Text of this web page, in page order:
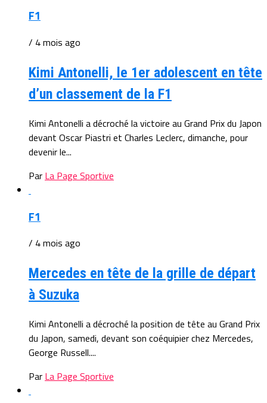
F1
/ 4 mois ago
Kimi Antonelli, le 1er adolescent en tête
d’un classement de la F1
Kimi Antonelli a décroché la victoire au Grand Prix du Japon
devant Oscar Piastri et Charles Leclerc, dimanche, pour
devenir le...
Par La Page Sportive
F1
/ 4 mois ago
Mercedes en tête de la grille de départ
à Suzuka
Kimi Antonelli a décroché la position de tête au Grand Prix
du Japon, samedi, devant son coéquipier chez Mercedes,
George Russell....
Par La Page Sportive